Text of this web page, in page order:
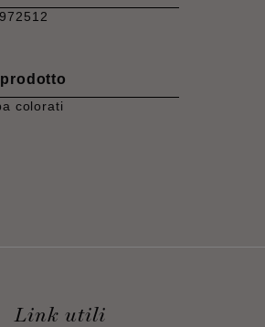
colorati
Link utili